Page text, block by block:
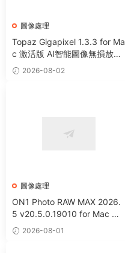
圖像處理
Topaz Gigapixel 1.3.3 for Ma
c 激活版 AI智能圖像無損放大
工具2026-08-02
圖像處理
ON1 Photo RAW MAX 2026.
5 v20.5.0.19010 for Mac 中
文版 強大HDR照片創建處理軟
件
2026-08-01